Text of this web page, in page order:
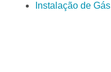
Instalação de Gás